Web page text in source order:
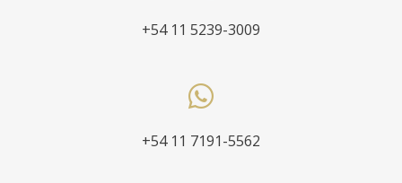
+54 11 5239-3009
+54 11 7191-5562